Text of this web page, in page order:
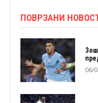
ПОВРЗАНИ
06/